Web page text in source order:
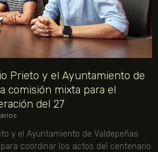
Prieto y el Ayuntamiento de
comisión mixta para el
del 27
y el Ayuntamiento de Valdepeñas
coordinar los actos del centenario